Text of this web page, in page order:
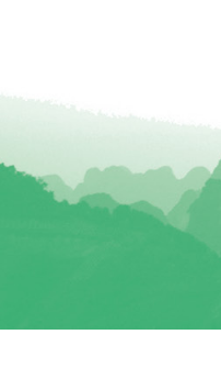
Isabelle CUSSAC
Isabelle DUCHEMIN
Janick TILLY
Jean-Luc Pening